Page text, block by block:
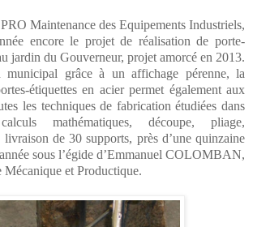
Maintenance des Equipements Industriels,
encore le projet de réalisation de porte-
jardin du Gouverneur, projet amorcé en 2013.
municipal grâce à un affichage pérenne, la
étiquettes en acier permet également aux
les techniques de fabrication étudiées dans
mathématiques, découpe, pliage,
de 30 supports, près d’une quinzaine
sous l’égide d’Emmanuel COLOMBAN,
Mécanique et Productique.